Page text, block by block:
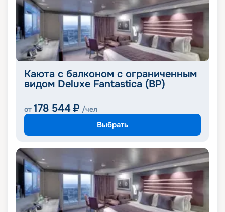
Каюта с балконом c ограниченным
видом Deluxe Fantastica (BP)
от 178 544 ₽ /чел
Выбрать